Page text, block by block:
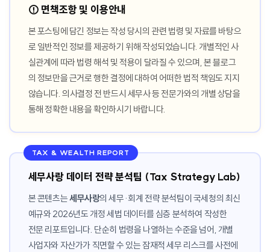
⚠️ 면책조항 및 이용안내
본 포스팅에 담긴 정보는 작성 당시의 관련 법령 및 자료를 바탕으
로 일반적인 정보를 제공하기 위해 작성되었습니다. 개별적인 사
실관계에 따라 법령 해석 및 적용이 달라질 수 있으며, 본 블로그
의 정보만을 근거로 행한 결정에 대하여 어떠한 법적 책임도 지지
않습니다. 의사결정 전 반드시 세무사 등 전문가와의 개별 상담을
통해 정확한 내용을 확인하시기 바랍니다.
TAX & WEALTH REPORT
세무사랑 데이터 전략 분석팀 (Tax Strategy Lab)
본 콘텐츠는세무사랑의 세무·회계 전략 분석팀이 국세청의 최신
예규와 2026년도 개정 세법 데이터를 심층 분석하여 작성한
전문 리포트입니다. 단순히 법령을 나열하는 수준을 넘어, 개별
사업자와 자산가가 직면할 수 있는 잠재적 세무 리스크를 사전에